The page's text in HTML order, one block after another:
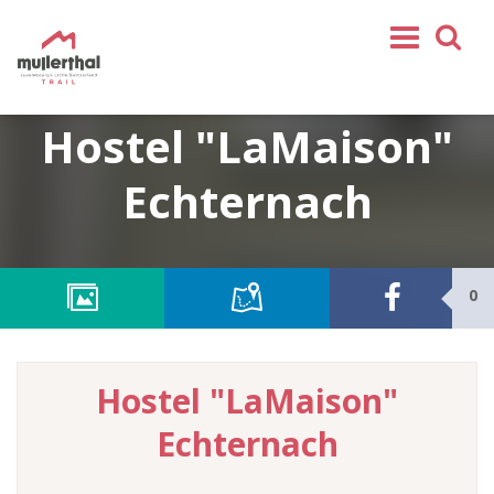
Mullerthal Trail
Tochten
VOLG ONS
Hostel "LaMaison"
Echternach
0
Hostel "LaMaison"
Echternach